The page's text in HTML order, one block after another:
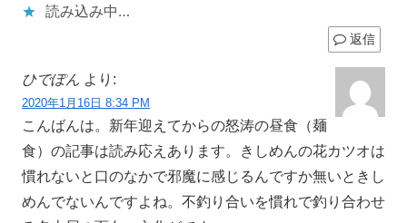
読み込み中…
返信
ひでぽん より:
2020年1月16日 8:34 PM
こんばんは。新年迎えてからの怒涛の昼食（麺
食）の記事は読み応えあります。きしめんの花カツオは
慣れないと口のなかで邪魔に感じるんですか無いときし
めんでないんですよね。不釣り合いを慣れで釣り合わせ